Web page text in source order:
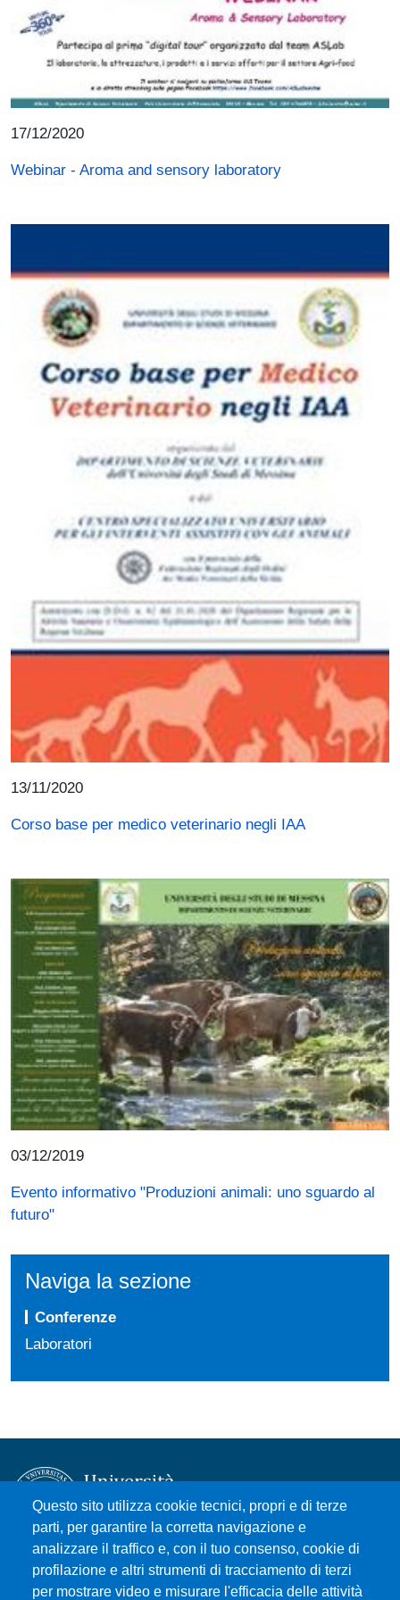
17/12/2020
Webinar - Aroma and sensory laboratory
13/11/2020
Corso base per medico veterinario negli IAA
Immagine
03/12/2019
Evento informativo "Produzioni animali: uno sguardo al
futuro"
Naviga la sezione
Conferenze
Laboratori
Questo sito utilizza cookie tecnici, propri e di terze
parti, per garantire la corretta navigazione e
analizzare il traffico e, con il tuo consenso, cookie di
profilazione e altri strumenti di tracciamento di terzi
per mostrare video e misurare l'efficacia delle attività
Università degli Studi di Messina
Piazza Pugliatti, 1 - 98122 Messina